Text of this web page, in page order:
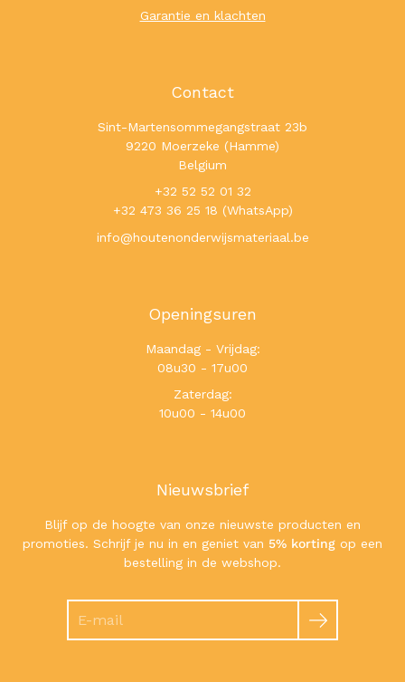
Garantie en klachten
Contact
Sint-Martensommegangstraat 23b
9220 Moerzeke (Hamme)
Belgium
+32 52 52 01 32
+32 473 36 25 18 (WhatsApp)
info@houtenonderwijsmateriaal.be
Openingsuren
Maandag - Vrijdag:
08u30 - 17u00
Zaterdag:
10u00 - 14u00
Nieuwsbrief
Blijf op de hoogte van onze nieuwste producten en
promoties. Schrijf je nu in en geniet van 5% korting op een
bestelling in de webshop.